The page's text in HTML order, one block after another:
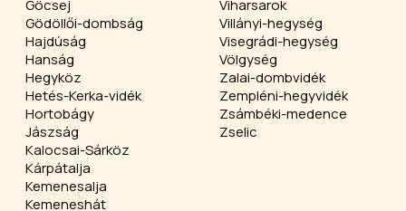
Göcsej
Gödöllői-dombság
Hajdúság
Hanság
Hegyköz
Hetés-Kerka-vidék
Hortobágy
Jászság
Kalocsai-Sárköz
Kárpátalja
Kemenesalja
Kemeneshát
Viharsarok
Villányi-hegység
Visegrádi-hegység
Völgység
Zalai-dombvidék
Zempléni-hegyvidék
Zsámbéki-medence
Zselic